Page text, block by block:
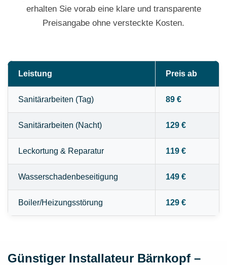
erhalten Sie vorab eine klare und transparente
Preisangabe ohne versteckte Kosten.
Leistung Preis ab
Sanitärarbeiten (Tag) 89 €
Sanitärarbeiten (Nacht) 129 €
Leckortung & Reparatur 119 €
Wasserschadenbeseitigung 149 €
Boiler/Heizungsstörung 129 €
Günstiger Installateur Bärnkopf –